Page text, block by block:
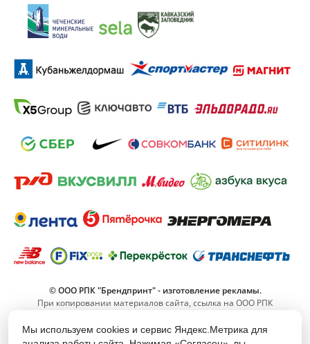
© ООО РПК "Брендпринт" - изготовление рекламы.
При копировании материалов сайта, ссылка на ООО РПК
Мы используем cookies и сервис Яндекс.Метрика для